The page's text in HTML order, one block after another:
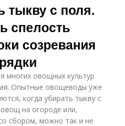
тыкву с поля.
спелость
созревания
многих овощных культур
Опытные овощеводы уже
когда убирать тыкву с
на огороде или,
сбором, можно так и не